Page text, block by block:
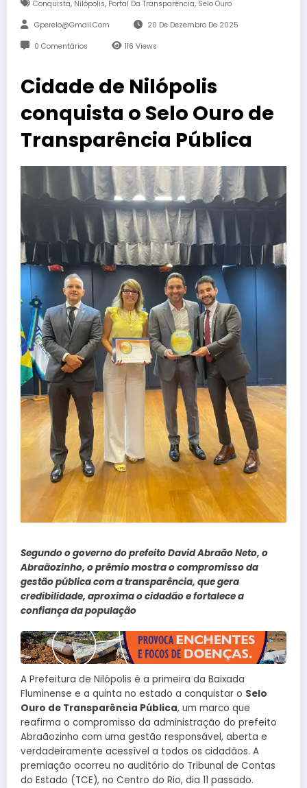
Conquista, Nilópolis, Portal Da Transparência, Selo Ouro
Gperelo@gmail.com 20 De Dezembro De 2025
0 Comentários 116 Views
Cidade de Nilópolis
conquista o Selo Ouro de
Transparência Pública
Segundo o governo do prefeito David Abraão Neto, o
Abraãozinho, o prêmio mostra o compromisso da
gestão pública com a transparência, que gera
credibilidade, aproxima o cidadão e fortalece a
confiança da população
A Prefeitura de Nilópolis é a primeira da Baixada
Fluminense e a quinta no estado a conquistar o Selo
Ouro de Transparência Pública, um marco que
reafirma o compromisso da administração do prefeito
Abraãozinho com uma gestão responsável, aberta e
verdadeiramente acessível a todos os cidadãos. A
premiação ocorreu no auditório do Tribunal de Contas
do Estado (TCE), no Centro do Rio, dia 11 passado.